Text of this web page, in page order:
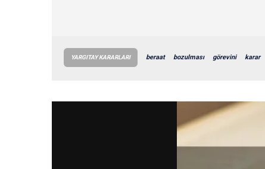
YARGITAY KARARLARI beraat bozulması görevini karar